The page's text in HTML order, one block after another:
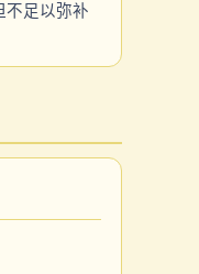
不足以弥补